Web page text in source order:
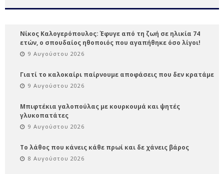
Νίκος Καλογερόπουλος: Έφυγε από τη ζωή σε ηλικία 74
ετών, ο σπουδαίος ηθοποιός που αγαπήθηκε όσο λίγοι!
9 Αυγούστου 2026
Γιατί το καλοκαίρι παίρνουμε αποφάσεις που δεν κρατάμε
9 Αυγούστου 2026
Μπιφτέκια γαλοπούλας με κουρκουμά και ψητές
γλυκοπατάτες
9 Αυγούστου 2026
Το λάθος που κάνεις κάθε πρωί και δε χάνεις βάρος
8 Αυγούστου 2026